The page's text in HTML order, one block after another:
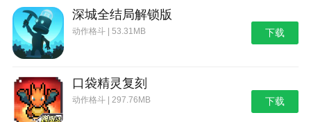
深城全结局解锁版
动作格斗 | 53.31MB 下载
口袋精灵复刻
动作格斗 | 297.76MB 下载